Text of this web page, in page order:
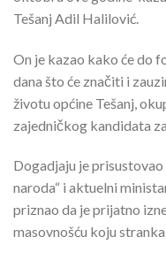
Tešanj Adil Halilović.
On je kazao kako će do
dana što će značiti i
životu općine Tešanj,
zajedničkog kandidata
Dogadjaju je
naroda“ i aktuelni
priznao da je prijatno
masovnošću koju